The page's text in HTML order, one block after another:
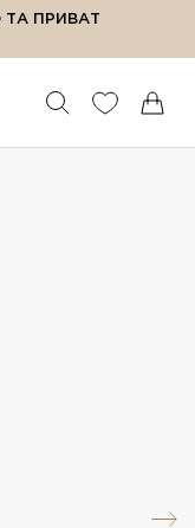
ТА ПРИВАТ